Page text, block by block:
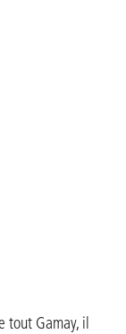
tout Gamay, il